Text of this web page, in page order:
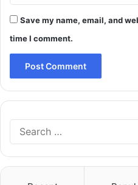
Save my name, email, and
time I comment.